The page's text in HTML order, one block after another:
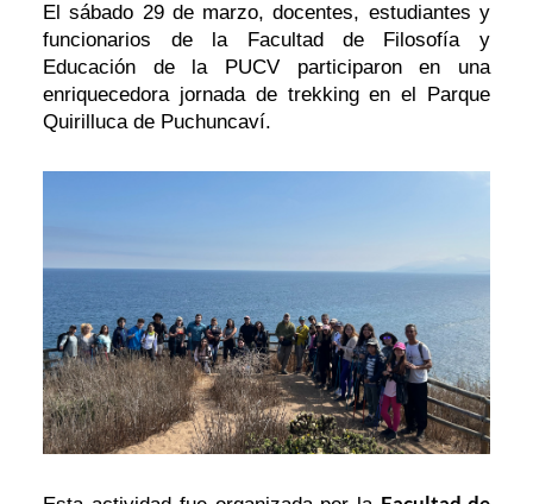
El sábado 29 de marzo, docentes, estudiantes y
funcionarios de la Facultad de Filosofía y
Educación de la PUCV participaron en una
enriquecedora jornada de trekking en el Parque
Quirilluca de Puchuncaví.